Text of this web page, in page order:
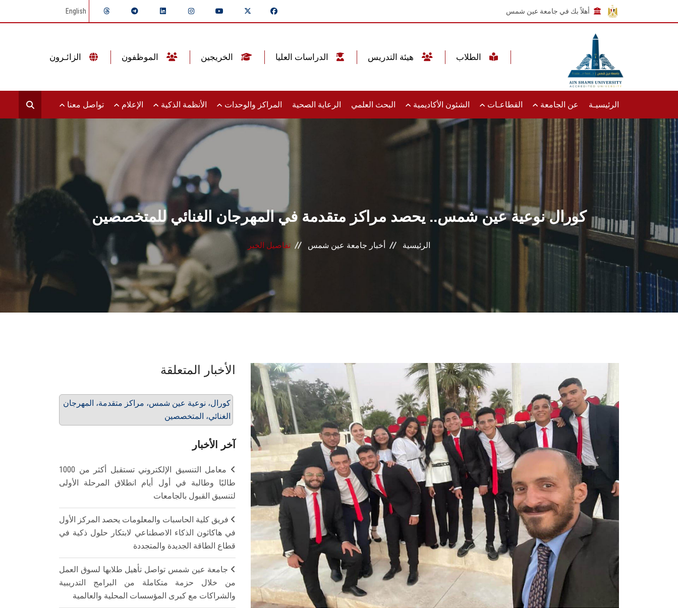
أهلاً بك في جامعة عين شمس English
الرئيسيـة عن الجامعة القطاعـات الشئون الأكاديمية البحث العلمي الرعاية الصحية المراكز والوحدات الأنظمة الذكية الإعلام تواصل معنا
كورال نوعية عين شمس.. يحصد مراكز متقدمة في المهرجان الغنائي للمتخصصين
الرئيسية أخبار جامعة عين شمس تفاصيل الخبر
الأخبار المتعلقة
كورال، نوعية عين شمس، مراكز متقدمة، المهرجان
الغنائي، المتخصصين
آخر الأخبار
معامل التنسيق الإلكتروني تستقبل أكثر من 1000
طالبًا وطالبة في أول أيام انطلاق المرحلة الأولى
لتنسيق القبول بالجامعات
فريق كلية الحاسبات والمعلومات يحصد المركز الأول
في هاكاثون الذكاء الاصطناعي لابتكار حلول ذكية في
قطاع الطاقة الجديدة والمتجددة
جامعة عين شمس تواصل تأهيل طلابها لسوق العمل
من خلال حزمة متكاملة من البرامج التدريبية
والشراكات مع كبرى المؤسسات المحلية والعالمية